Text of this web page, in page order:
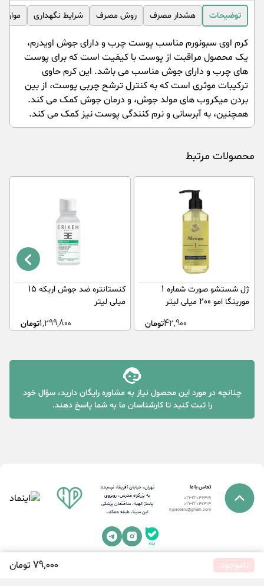
توضیحات هشدار مصرف روش مصرف شرایط نگهداری
کرم اوی سبونورم مناسب پوست چرب و دارای جوش اویدرم،
یک محصول مراقبت از پوست با کیفیت است که برای پوست
های چرب و دارای جوش مناسب می باشد. این کرم حاوی
ترکیبات موثری است که به کنترل ترشح چربی پوست، از بین
بردن میکروب های مولد جوش، و درمان جوش کمک می کند.
همچنین، به آبرسانی و نرم کنندگی پوست نیز کمک می کند.
محصولات مرتبط
ژل شستشو صورت شماره 1
مورینگا امو 200 میلی لیتر
42,900تومان
کنستانتره ضد جوش اریکه 15
میلی لیتر
1,299,800تومان
چنانچه در مورد این محصول نیاز به مشاوره رایگان دارید، سؤال خود
را ثبت کنید تا کارشناسان ما به شما پاسخ دهند.
ناموجود 79٬000 تومان
تماس با ما
021-22046489
021-22041414
hyperdaru@gmail.com
تهران، خیابان آفریقا، نرسیده
به بزرگراه مدرس، روبروی
پاساژ الهیه، ساختمان پزشکی
ابن سینا، طبقه همکف
تمامی حقوق این وبسایت برای داروخانه اینترنتی هایپردارو محفوظ است.